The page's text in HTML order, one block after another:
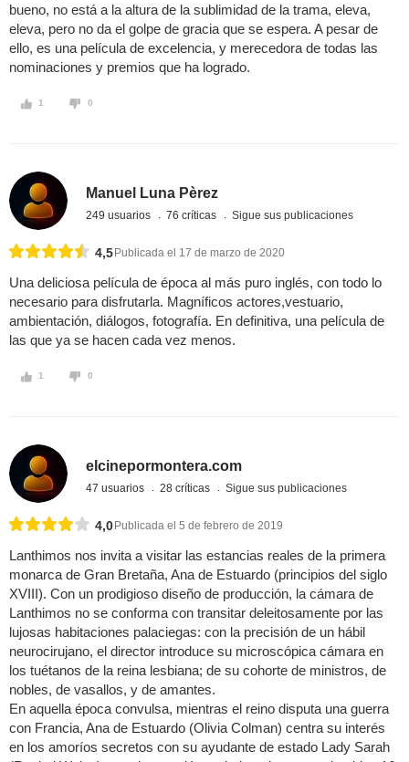
bueno, no está a la altura de la sublimidad de la trama, eleva,
eleva, pero no da el golpe de gracia que se espera. A pesar de
ello, es una película de excelencia, y merecedora de todas las
nominaciones y premios que ha logrado.
1 0
Manuel Luna Pèrez
249 usuarios 76 críticas Sigue sus publicaciones
4,5 Publicada el 17 de marzo de 2020
Una deliciosa película de época al más puro inglés, con todo lo
necesario para disfrutarla. Magníficos actores,vestuario,
ambientación, diálogos, fotografía. En definitiva, una película de
las que ya se hacen cada vez menos.
1 0
elcinepormontera.com
47 usuarios 28 críticas Sigue sus publicaciones
4,0 Publicada el 5 de febrero de 2019
Lanthimos nos invita a visitar las estancias reales de la primera
monarca de Gran Bretaña, Ana de Estuardo (principios del siglo
XVIII). Con un prodigioso diseño de producción, la cámara de
Lanthimos no se conforma con transitar deleitosamente por las
lujosas habitaciones palaciegas: con la precisión de un hábil
neurocirujano, el director introduce su microscópica cámara en
los tuétanos de la reina lesbiana; de su cohorte de ministros, de
nobles, de vasallos, y de amantes.
En aquella época convulsa, mientras el reino disputa una guerra
con Francia, Ana de Estuardo (Olivia Colman) centra su interés
en los amoríos secretos con su ayudante de estado Lady Sarah